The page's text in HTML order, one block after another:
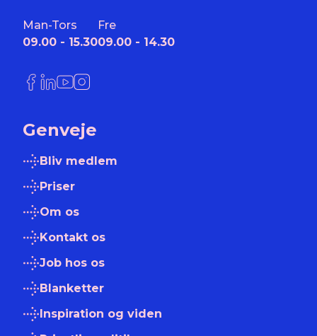
Man-Tors
09.00 - 15.30
Fre
09.00 - 14.30
Link til Facebook
Link til LinkedIn
Link til YouTube
Link til Instagram
Genveje
Bliv medlem
Priser
Om os
Kontakt os
Job hos os
Blanketter
Inspiration og viden